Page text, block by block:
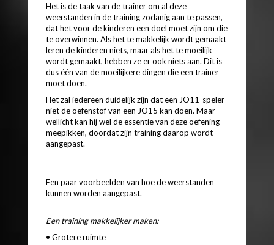
Het is de taak van de trainer om al deze
weerstanden in de training zodanig aan te passen,
dat het voor de kinderen een doel moet zijn om die
te overwinnen. Als het te makkelijk wordt gemaakt
leren de kinderen niets, maar als het te moeilijk
wordt gemaakt, hebben ze er ook niets aan. Dit is
dus één van de moeilijkere dingen die een trainer
moet doen.
Het zal iedereen duidelijk zijn dat een JO11-speler
niet de oefenstof van een JO15 kan doen. Maar
wellicht kan hij wel de essentie van deze oefening
meepikken, doordat zijn training daarop wordt
aangepast.
Een paar voorbeelden van hoe de weerstanden
kunnen worden aangepast.
Een training makkelijker maken:
• Grotere ruimte